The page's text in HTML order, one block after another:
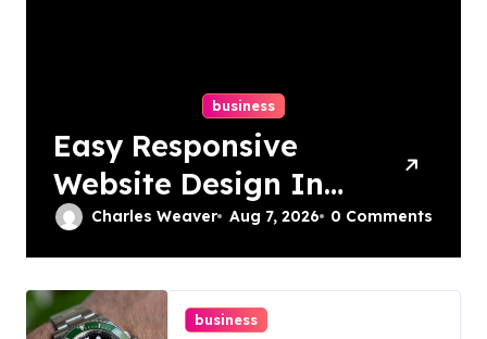
business
Easy Responsive
Website Design In
Philadelphia
Charles Weaver Aug 7, 2026 0 Comments
business